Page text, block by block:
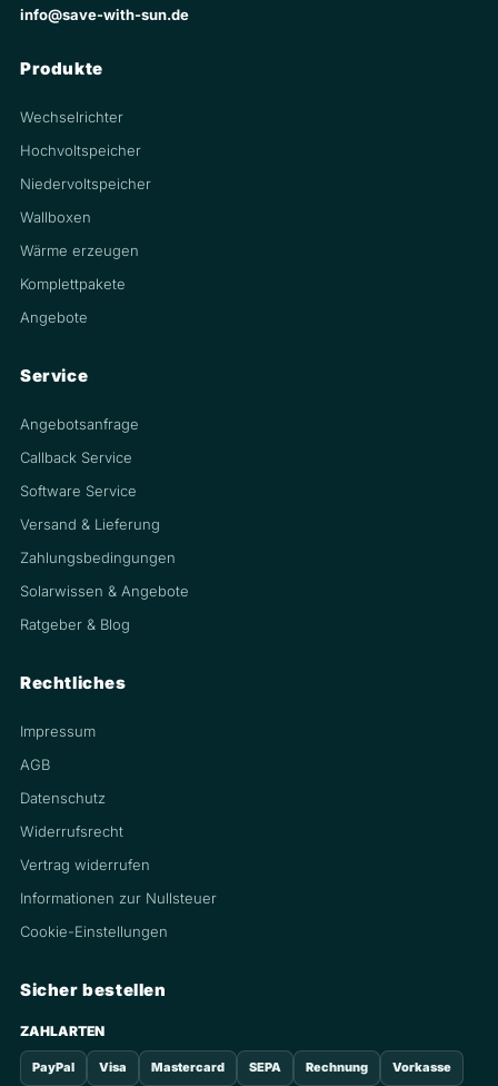
info@save-with-sun.de
Produkte
Wechselrichter
Hochvoltspeicher
Niedervoltspeicher
Wallboxen
Wärme erzeugen
Komplettpakete
Angebote
Service
Angebotsanfrage
Callback Service
Software Service
Versand & Lieferung
Zahlungsbedingungen
Solarwissen & Angebote
Ratgeber & Blog
Rechtliches
Impressum
AGB
Datenschutz
Widerrufsrecht
Vertrag widerrufen
Informationen zur Nullsteuer
Cookie-Einstellungen
Sicher bestellen
ZAHLARTEN
PayPal Visa Mastercard SEPA Rechnung Vorkasse